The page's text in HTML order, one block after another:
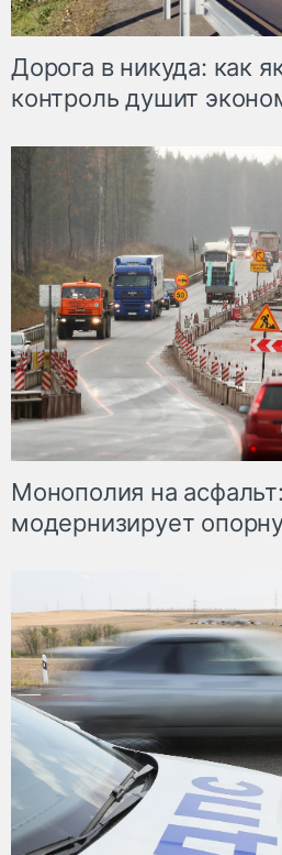
Дорога в никуда: как
контроль душит
Монополия на
модернизирует